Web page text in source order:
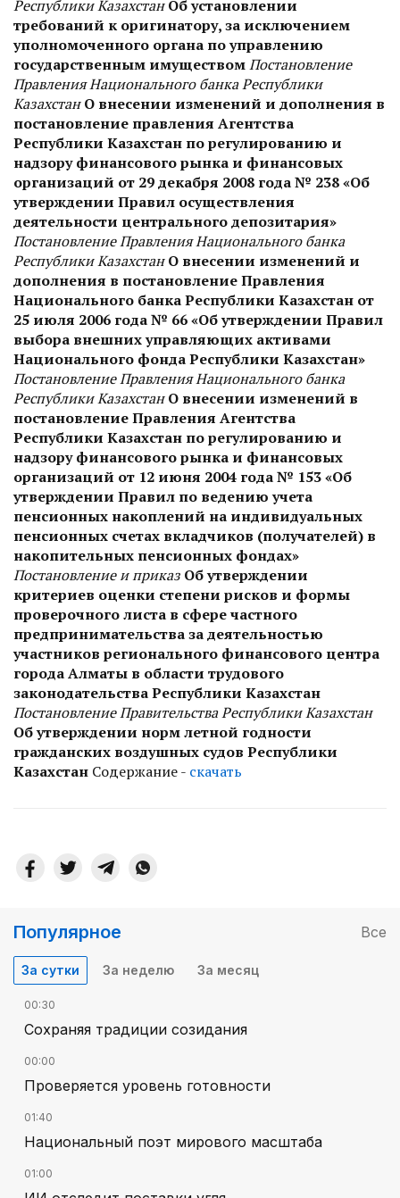
Республики Казахстан Об установлении
требований к оригинатору, за исключением
уполномоченного органа по управлению
государственным имуществомПостановление
Правления Национального банка Республики
Казахстан О внесении изменений и дополнения в
постановление правления Агентства
Республики Казахстан по регулированию и
надзору финансового рынка и финансовых
организаций от 29 декабря 2008 года № 238 «Об
утверждении Правил осуществления
деятельности центрального депозитария»
Постановление Правления Национального банка
Республики Казахстан О внесении изменений и
дополнения в постановление Правления
Национального банка Республики Казахстан от
25 июля 2006 года № 66 «Об утверждении Правил
выбора внешних управляющих активами
Национального фонда Республики Казахстан»
Постановление Правления Национального банка
Республики Казахстан О внесении изменений в
постановление Правления Агентства
Республики Казахстан по регулированию и
надзору финансового рынка и финансовых
организаций от 12 июня 2004 года № 153 «Об
утверждении Правил по ведению учета
пенсионных накоплений на индивидуальных
пенсионных счетах вкладчиков (получателей) в
накопительных пенсионных фондах»
Постановление и приказ Об утверждении
критериев оценки степени рисков и формы
проверочного листа в сфере частного
предпринимательства за деятельностью
участников регионального финансового центра
города Алматы в области трудового
законодательства Республики Казахстан
Постановление Правительства Республики Казахстан
Об утверждении норм летной годности
гражданских воздушных судов Республики
Казахстан Содержание - скачать
Популярное Все
За сутки За неделю За месяц
00:30
Сохраняя традиции созидания
00:00
Проверяется уровень готовности
01:40
Национальный поэт мирового масштаба
01:00